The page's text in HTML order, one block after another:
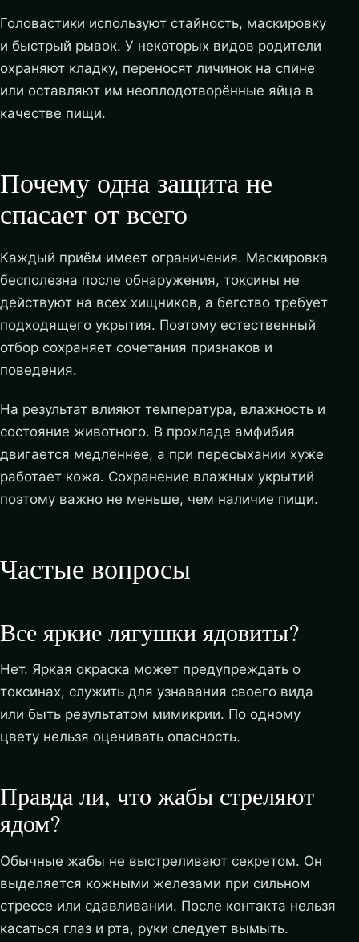
Головастики используют стайность, маскировку
и быстрый рывок. У некоторых видов родители
охраняют кладку, переносят личинок на спине
или оставляют им неоплодотворённые яйца в
качестве пищи.
Почему одна защита не
спасает от всего
Каждый приём имеет ограничения. Маскировка
бесполезна после обнаружения, токсины не
действуют на всех хищников, а бегство требует
подходящего укрытия. Поэтому естественный
отбор сохраняет сочетания признаков и
поведения.
На результат влияют температура, влажность и
состояние животного. В прохладе амфибия
двигается медленнее, а при пересыхании хуже
работает кожа. Сохранение влажных укрытий
поэтому важно не меньше, чем наличие пищи.
Частые вопросы
Все яркие лягушки ядовиты?
Нет. Яркая окраска может предупреждать о
токсинах, служить для узнавания своего вида
или быть результатом мимикрии. По одному
цвету нельзя оценивать опасность.
Правда ли, что жабы стреляют
ядом?
Обычные жабы не выстреливают секретом. Он
выделяется кожными железами при сильном
стрессе или сдавливании. После контакта нельзя
касаться глаз и рта, руки следует вымыть.